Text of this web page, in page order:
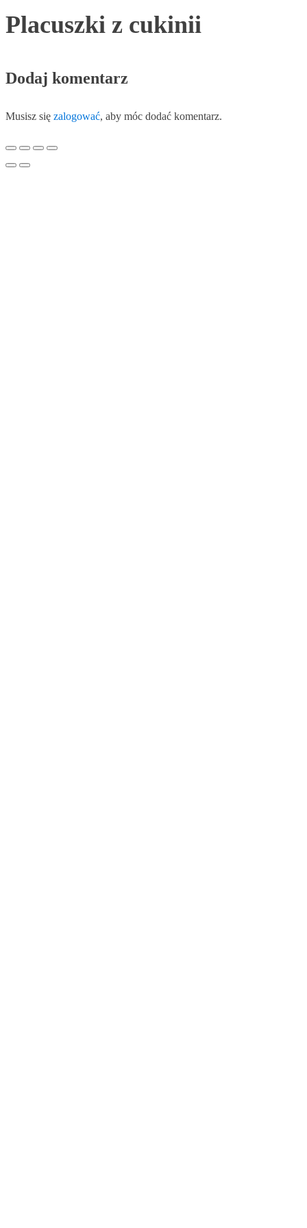
Placuszki z cukinii
Dodaj komentarz
Musisz się zalogować, aby móc dodać komentarz.